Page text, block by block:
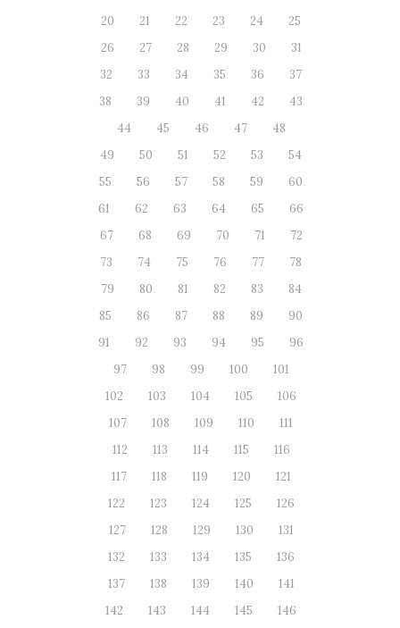
20
21 22 23 24
25
26
27 28 29 30
31
32
33 34 35 36
37
38
39 40 41 42
43
44
45 46 47
48
49
50 51 52 53
54
55
56 57 58 59
60
61
62 63 64 65
66
67
68 69 70 71
72
73
74 75 76 77
78
79
80 81 82 83
84
85
86 87 88 89
90
91
92 93 94 95
96
97
98 99 100
101
102
103 104 105
106
107
108 109 110
111
112
113 114 115
116
117
118 119 120
121
122
123 124 125
126
127
128 129 130
131
132
133 134 135
136
137
138 139 140
141
142
143 144 145
146